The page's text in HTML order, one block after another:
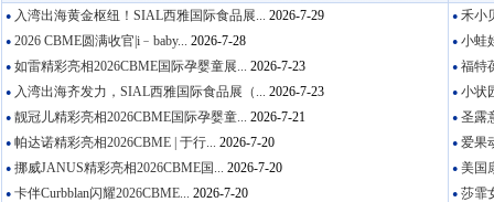
●入湾出海黄金枢纽！SIAL西雅国际食品展... 2026-7-29
●2026 CBME圆满收官|i﹣baby... 2026-7-28
●如雷精彩亮相2026CBME国际孕婴童展... 2026-7-23
●入湾出海齐发力，SIAL西雅国际食品展（... 2026-7-23
●靓冠儿精彩亮相2026CBME国际孕婴童... 2026-7-21
●帕达诺精彩亮相2026CBME | 于行... 2026-7-20
●挪威JANUS精彩亮相2026CBME国... 2026-7-20
●卡伴Curbblan闪耀2026CBME... 2026-7-20
●禾小
●小蛙
●福特
●小状
●圣露
●爱果
●美国
●莎霏